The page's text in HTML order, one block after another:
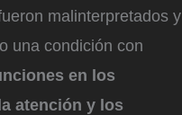
malinterpretados y
una condición con
en los
atención y los